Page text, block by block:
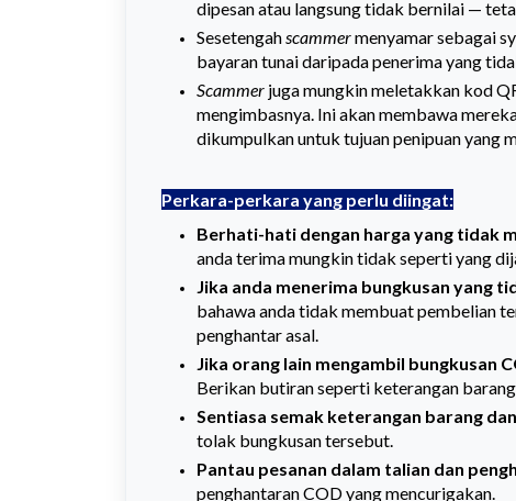
dipesan atau langsung tidak bernilai —
Sesetengahscammermenyamar sebagai
bayaran tunai daripada penerima yang
Scammer juga mungkin meletakkan kod
mengimbasnya. Ini akan membawa
dikumpulkan untuk tujuan penipuan yang
Perkara-perkara yang perlu diingat:
Berhati-hati dengan harga yang tidak
anda terima mungkin tidak seperti yang
Jika anda menerima bungkusan yang
bahawa anda tidak membuat pembelian
penghantar asal.
Jika orang lain mengambil bungkusan
Berikan butiran seperti keterangan
Sentiasa semak keterangan barang
tolak bungkusan tersebut.
Pantau pesanan dalam talian dan
penghantaran COD yang mencurigakan.